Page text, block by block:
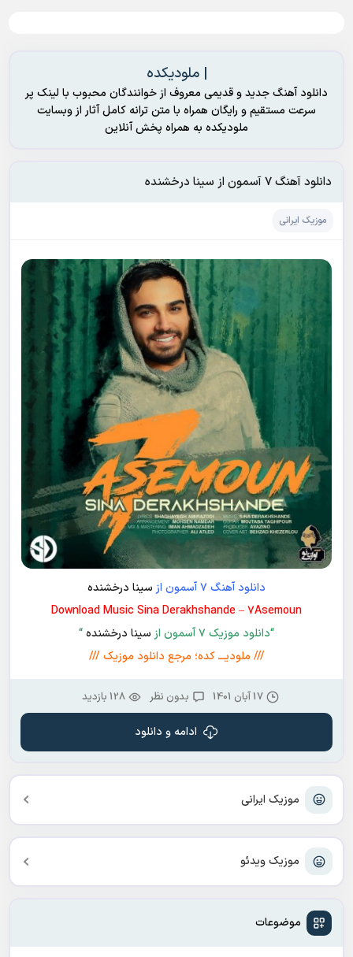
موزیک ایرانی
موزیک ویدئو
موضوعات
| ملودیکده
دانلود آهنگ جدید و قدیمی معروف از خوانندگان محبوب با لینک پر
سرعت مستقیم و رایگان همراه با متن ترانه کامل آثار از وبسایت
ملودیکده به همراه پخش آنلاین
دانلود آهنگ ۷ آسمون از سینا درخشنده
موزیک ایرانی
دانلود آهنگ ۷ آسمون از
سینا درخشنده
Download Music Sina Derakhshande – ۷Asemoun
“دانلود موزیک ۷ آسمون از
سینا درخشنده“
/// ملودیـــ کده؛ مرجع دانلود موزیک ///
17 آبان 1401 بدون نظر 128 بازدید
ادامه و دانلود